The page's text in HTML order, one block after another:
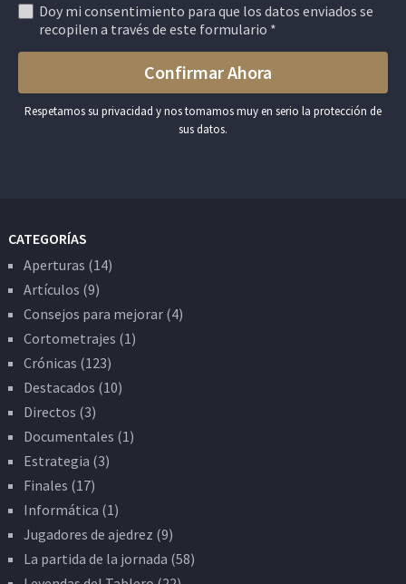
Doy mi consentimiento para que los datos enviados se
recopilen a través de este formulario *
Respetamos su privacidad y nos tomamos muy en serio la protección de
sus datos.
CATEGORÍAS
Aperturas (14)
Artículos (9)
Consejos para mejorar(4)
Cortometrajes (1)
Crónicas (123)
Destacados (10)
Directos (3)
Documentales (1)
Estrategia (3)
Finales (17)
Informática (1)
Jugadores de ajedrez (9)
La partida de la jornada (58)